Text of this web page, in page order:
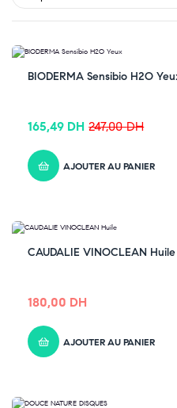
BIODERMA Sensibio H2O
247,00DH
165,49 DH
AJOUTER AU PANIER
CAUDALIE VINOCLEAN
180,00 DH
AJOUTER AU PANIER